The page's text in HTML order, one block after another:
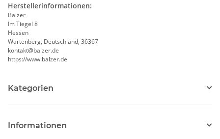
Herstellerinformationen:
Balzer
Im Tiegel 8
Hessen
Wartenberg, Deutschland, 36367
kontakt@balzer.de
https://www.balzer.de
Kategorien
Informationen